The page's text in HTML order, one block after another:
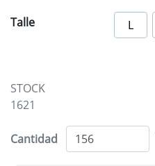
Talle L
STOCK
1621
Cantidad